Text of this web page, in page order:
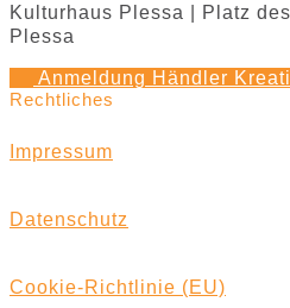
Kulturhaus Plessa | Platz
Plessa
Anmeldung Händler
Rechtliches
Impressum
Datenschutz
Cookie-Richtlinie (EU)